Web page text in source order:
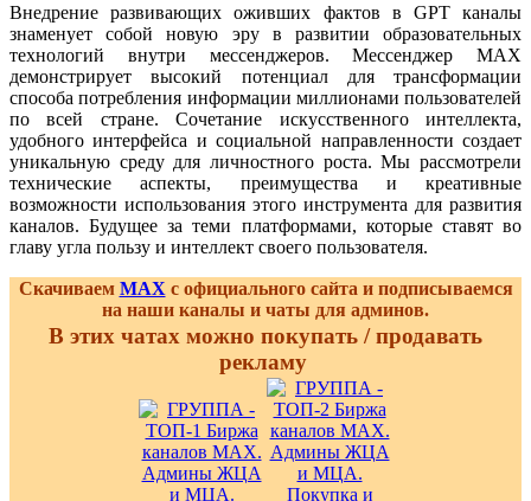
Внедрение развивающих оживших фактов в GPT каналы
знаменует собой новую эру в развитии образовательных
технологий внутри мессенджеров. Мессенджер MAX
демонстрирует высокий потенциал для трансформации
способа потребления информации миллионами пользователей
по всей стране. Сочетание искусственного интеллекта,
удобного интерфейса и социальной направленности создает
уникальную среду для личностного роста. Мы рассмотрели
технические аспекты, преимущества и креативные
возможности использования этого инструмента для развития
каналов. Будущее за теми платформами, которые ставят во
главу угла пользу и интеллект своего пользователя.
Скачиваем MAX с официального сайта и подписываемся
на наши каналы и чаты для админов.
В этих чатах можно покупать / продавать
рекламу